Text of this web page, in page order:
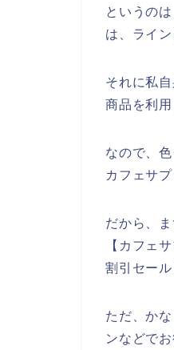
というの
は、ライ
それに私
商品を利
なので、
カフェサ
だから、
【カフェ
割引セー
ただ、か
ンなどで